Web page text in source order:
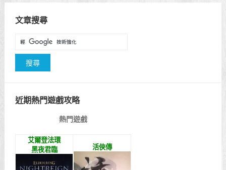
文章搜尋
近期熱門遊戲攻略
熱門遊戲
艾爾登法環
黑夜君臨
活俠傳